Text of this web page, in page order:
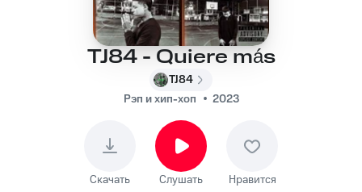
TJ84 - Quiere más
TJ84
Рэп и хип-хоп
2023
Скачать Слушать Нравится